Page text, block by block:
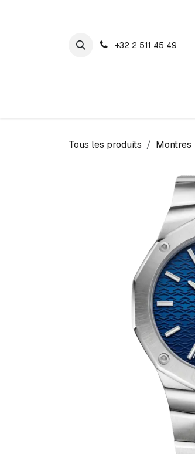
+32 2 511 45 49
Tous les produits Montres